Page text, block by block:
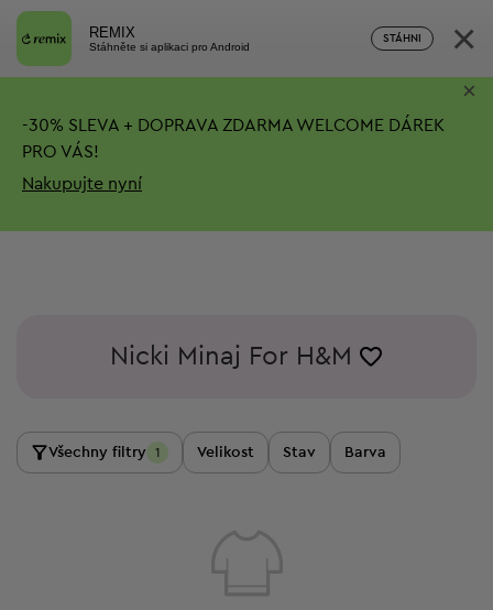
REMIX
Stáhněte si aplikaci pro Android
STÁHNI ×
-30% SLEVA + DOPRAVA ZDARMA WELCOME DÁREK
PRO VÁS!
Nakupujte nyní
×
Nicki Minaj For H&M
Všechny filtry 1 Velikost Stav Barva